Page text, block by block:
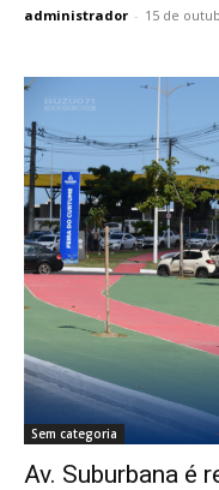
administrador - 15 de
Sem categoria
Av. Suburbana é